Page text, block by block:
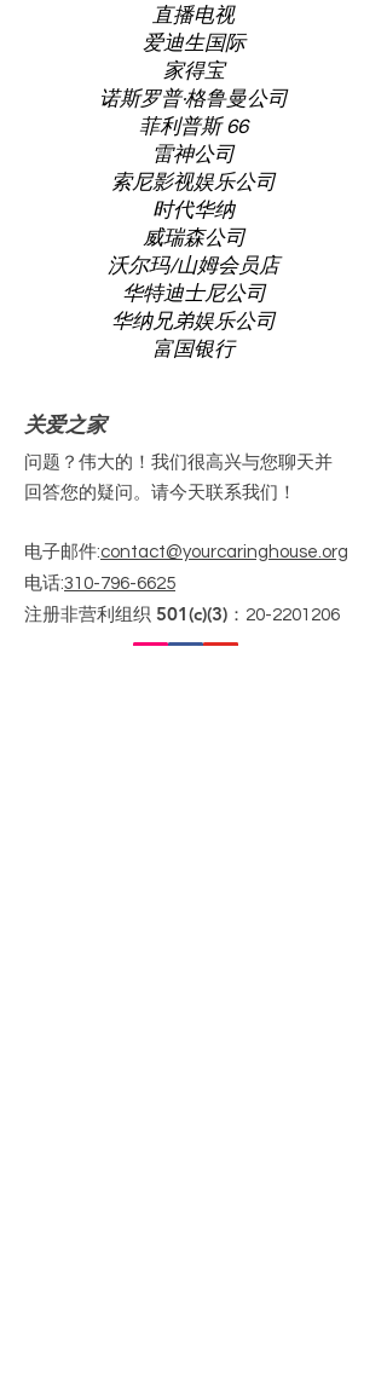
直播电视
爱迪生国际
家得宝
诺斯罗普·格鲁曼公司
菲利普斯 66
雷神公司
索尼影视娱乐公司
时代华纳
威瑞森公司
沃尔玛/山姆会员店
华特迪士尼公司
华纳兄弟娱乐公司
富国银行
关爱之家
问题？伟大的！我们很高兴与您聊天并
回答您的疑问。请今天联系我们！
电子邮件:contact@yourcaringhouse.org
电话:310-796-6625
注册非营利组织 501(c)(3)： 20-2201206